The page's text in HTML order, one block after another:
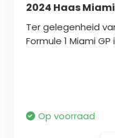
2024 Haas
Ter gelegenheid
Formule 1 Miami GP
Op voorraad